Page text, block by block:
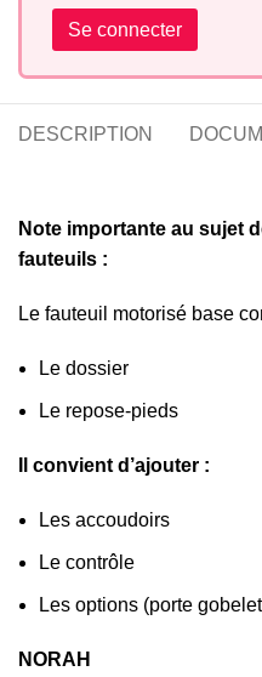
Se connecter
DESCRIPTION
Note importante au sujet
fauteuils :
Le fauteuil motorisé base
Le dossier
Le repose-pieds
Il convient d’ajouter :
Les accoudoirs
Le contrôle
Les options (porte
NORAH